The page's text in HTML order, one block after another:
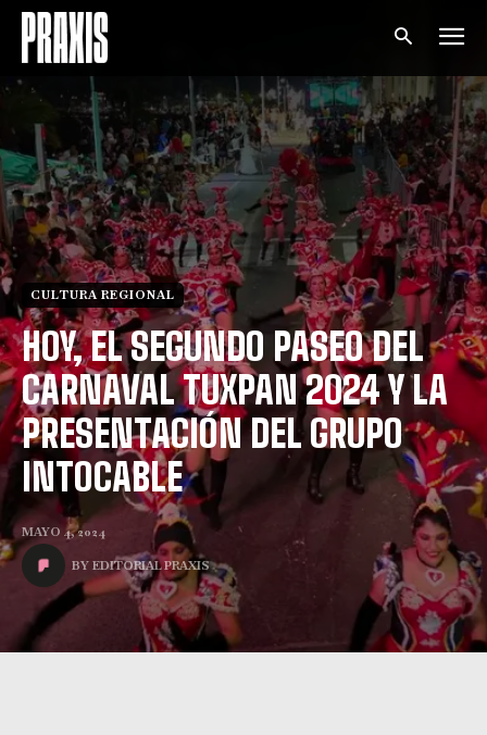
CULTURA REGIONAL
HOY, EL SEGUNDO PASEO DEL
CARNAVAL TUXPAN 2024 Y LA
PRESENTACIÓN DEL GRUPO
INTOCABLE
MAYO 4, 2024
BY EDITORIAL PRAXIS